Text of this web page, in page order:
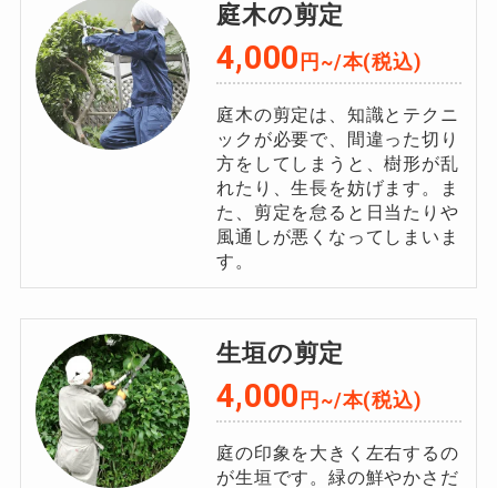
庭木の剪定
4,000 円~/本(税込)
庭木の剪定は、知識とテクニ
ックが必要で、間違った切り
方をしてしまうと、樹形が乱
れたり、生長を妨げます。ま
た、剪定を怠ると日当たりや
風通しが悪くなってしまいま
す。
生垣の剪定
4,000 円~/本(税込)
庭の印象を大きく左右するの
が生垣です。緑の鮮やかさだ